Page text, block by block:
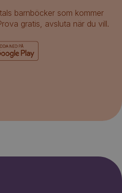
barnböcker som kommer
gratis, avsluta när du vill.